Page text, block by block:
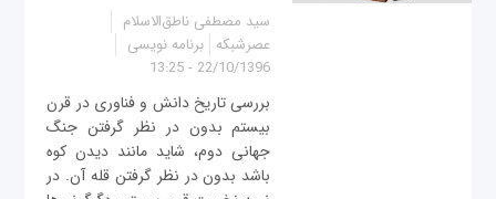
سید مصطفی ناطق‌الاسلام
عصرشبکه برنامه نویسی
22/10/1396 - 13:25
بررسی تاریخ دانش و فناوری در قرن
بیستم بدون در نظر گرفتن جنگ
جهانی دوم، شاید مانند دیدن کوه
باشد بدون در نظر گرفتن قله آن. در